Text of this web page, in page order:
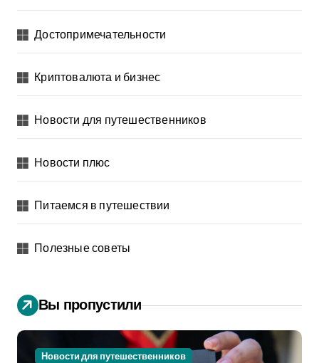
Достопримечательности
Криптовалюта и бизнес
Новости для путешественников
Новости плюс
Питаемся в путешествии
Полезные советы
Вы пропустили
Новости для путешественников